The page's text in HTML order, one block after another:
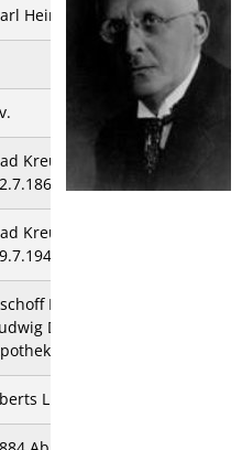
Heinrich
Kreuznach
Kreuznach
Hermann
Dr.;
Lina